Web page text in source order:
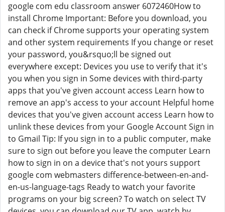
google com edu classroom answer 6072460How to
install Chrome Important: Before you download, you
can check if Chrome supports your operating system
and other system requirements If you change or reset
your password, you&rsquo;ll be signed out
everywhere except: Devices you use to verify that it's
you when you sign in Some devices with third-party
apps that you've given account access Learn how to
remove an app's access to your account Helpful home
devices that you've given account access Learn how to
unlink these devices from your Google Account Sign in
to Gmail Tip: If you sign in to a public computer, make
sure to sign out before you leave the computer Learn
how to sign in on a device that's not yours support
google com webmasters difference-between-en-and-
en-us-language-tags Ready to watch your favorite
programs on your big screen? To watch on select TV